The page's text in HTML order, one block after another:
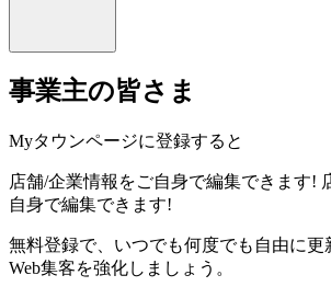
事業主の皆さま
Myタウンページに登録すると
店舗/企業情報をご自身で編集できます!
自身で編集できます!
無料登録で、いつでも何度でも自由に更
Web集客を強化しましょう。